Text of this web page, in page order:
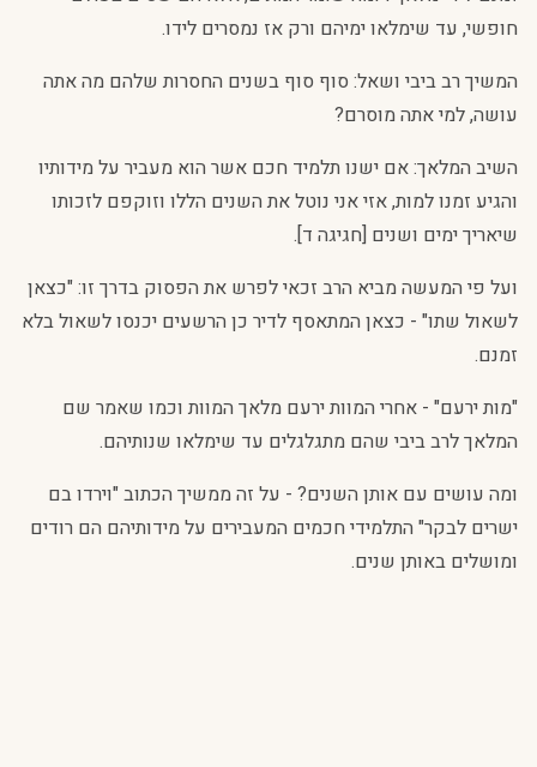
חופשי, עד שימלאו ימיהם ורק אז נמסרים לידו.
המשיך רב ביבי ושאל: סוף סוף בשנים החסרות שלהם מה אתה
עושה, למי אתה מוסרם?
השיב המלאך: אם ישנו תלמיד חכם אשר הוא מעביר על מידותיו
והגיע זמנו למות, אזי אני נוטל את השנים הללו וזוקפם לזכותו
שיאריך ימים ושנים [חגיגה ד].
ועל פי המעשה מביא הרב זכאי לפרש את הפסוק בדרך זו: "כצאן
לשאול שתו" - כצאן המתאסף לדיר כן הרשעים יכנסו לשאול בלא
זמנם.
"מות ירעם" - אחרי המוות ירעם מלאך המוות וכמו שאמר שם
המלאך לרב ביבי שהם מתגלגלים עד שימלאו שנותיהם.
ומה עושים עם אותן השנים? - על זה ממשיך הכתוב "וירדו בם
ישרים לבקר" התלמידי חכמים המעבירים על מידותיהם הם רודים
ומושלים באותן שנים.